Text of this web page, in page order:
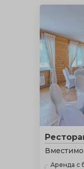
Аренда с